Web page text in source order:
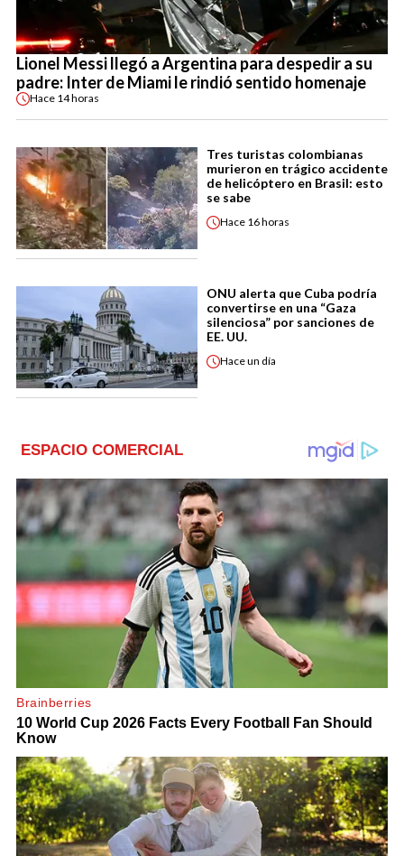
Lionel Messi llegó a Argentina para despedir a su
padre: Inter de Miami le rindió sentido homenaje
Hace 14 horas
Tres turistas colombianas
murieron en trágico accidente
de helicóptero en Brasil: esto
se sabe
Hace 16 horas
ONU alerta que Cuba podría
convertirse en una “Gaza
silenciosa” por sanciones de
EE. UU.
Haceun día